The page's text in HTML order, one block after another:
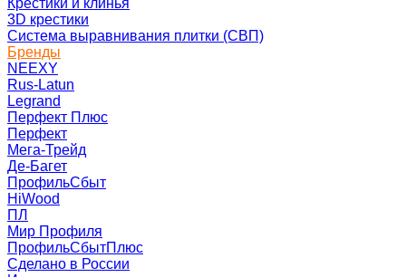
Крестики и клинья
3D крестики
Система выравнивания плитки (СВП)
Бренды
NEEXY
Rus-Latun
Legrand
Перфект Плюс
Перфект
Мега-Трейд
Де-Багет
ПрофильСбыт
HiWood
ПЛ
Мир Профиля
ПрофильСбытПлюс
Сделано в России